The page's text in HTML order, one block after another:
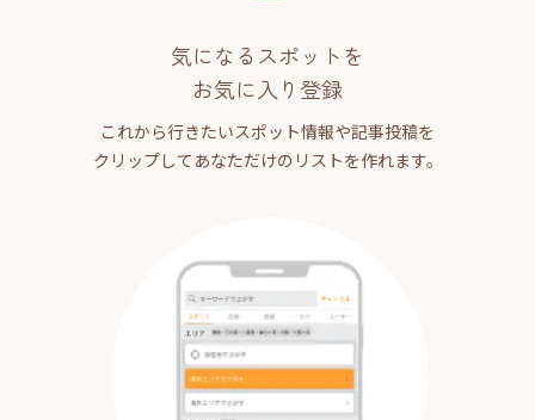
気になるスポットを
お気に入り登録
これから行きたいスポット情報や記事投稿を
クリップしてあなただけのリストを作れます。